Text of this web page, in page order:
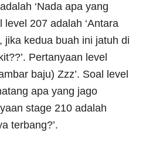
‘Nada apa yang
level 207 adalah ‘Antara
jika kedua buah ini jatuh di
Pertanyaan level
baju) Zzz’. Soal level
apa yang jago
stage 210 adalah
terbang?’.